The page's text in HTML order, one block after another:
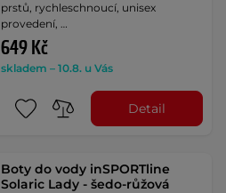
prstů, rychleschnoucí, unisex
provedení, …
649 Kč
skladem – 10.8. u Vás
Detail
Boty do vody inSPORTline
Solaric Lady - šedo-růžová